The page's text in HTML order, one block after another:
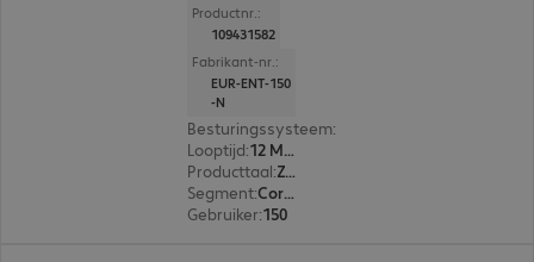
Productnr.:
109431582
Fabrikant-nr.:
EUR-ENT-150
-N
Besturingssysteem:
Looptijd:
12 Maanden
Producttaal: Zweeds, Russisch, Engels, Spaans, Japans, Portugees, Portugal, Pools, Frans, Italiaans, Nederlands, Duits
Segment:
Corporate
Gebruiker:150